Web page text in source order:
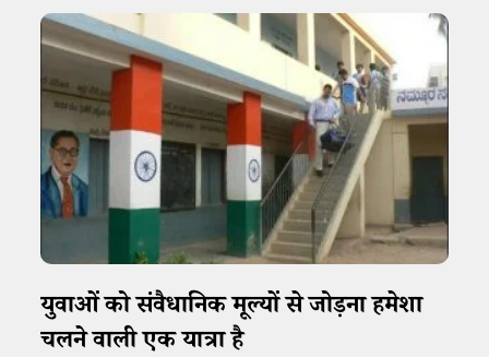
युवाओं को संवैधानिक मूल्यों से जोड़ना हमेशा
चलने वाली एक यात्रा है